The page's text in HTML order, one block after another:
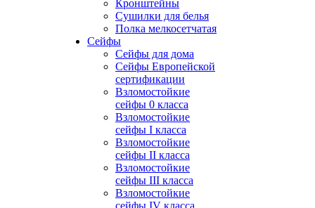
Кронштейны
Сушилки для белья
Полка мелкосетчатая
Сейфы
Сейфы для дома
Сейфы Европейской
сертификации
Взломостойкие
сейфы 0 класса
Взломостойкие
сейфы I класса
Взломостойкие
сейфы II класса
Взломостойкие
сейфы III класса
Взломостойкие
сейфы IV класса